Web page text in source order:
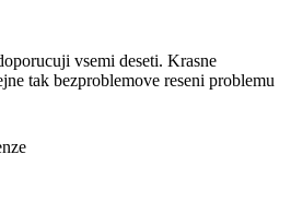
vsemi deseti. Krasne
tak bezproblemove reseni problemu